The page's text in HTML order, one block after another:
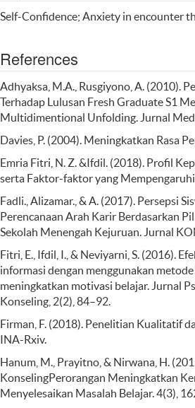
Self-Confidence; Anxiety in encounter
References
Adhyaksa, M.A., Rusgiyono, A. (2010).
Terhadap Lulusan Fresh Graduate S1
Multidimentional Unfolding. Jurnal
Davies, P. (2004). Meningkatkan Rasa
Emria Fitri, N. Z. &Ifdil. (2018). Profil
serta Faktor-faktor yang
Fadli., Alizamar., & A. (2017). Persepsi
Perencanaan Arah Karir Berdasarkan
Sekolah Menengah Kejuruan. Jurnal
Fitri, E., Ifdil, I., & Neviyarni, S. (2016).
informasi dengan menggunakan
meningkatkan motivasi belajar. Jurnal
Konseling, 2(2), 84–92.
Firman, F. (2018). Penelitian Kualitatif
INA-Rxiv.
Hanum, M., Prayitno, & Nirwana, H.
KonselingPerorangan Meningkatkan
Menyelesaikan Masalah Belajar. 4(3),